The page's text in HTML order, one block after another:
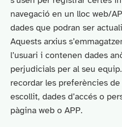
navegació en un lloc web/
dades que podran ser
Aquests arxius
l’usuari i contenen dades
perjudicials per al seu
recordar les preferències de
escollit, dades d’accés o
pàgina web o APP.